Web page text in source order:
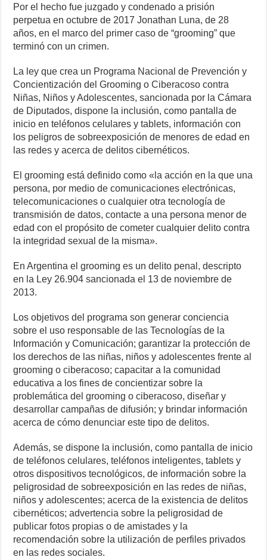
Por el hecho fue juzgado y condenado a prisión
perpetua en octubre de 2017 Jonathan Luna, de 28
años, en el marco del primer caso de “grooming” que
terminó con un crimen.
La ley que crea un Programa Nacional de Prevención y
Concientización del Grooming o Ciberacoso contra
Niñas, Niños y Adolescentes, sancionada por la Cámara
de Diputados, dispone la inclusión, como pantalla de
inicio en teléfonos celulares y tablets, información con
los peligros de sobreexposición de menores de edad en
las redes y acerca de delitos cibernéticos.
El grooming está definido como «la acción en la que una
persona, por medio de comunicaciones electrónicas,
telecomunicaciones o cualquier otra tecnología de
transmisión de datos, contacte a una persona menor de
edad con el propósito de cometer cualquier delito contra
la integridad sexual de la misma».
En Argentina el grooming es un delito penal, descripto
en la Ley 26.904 sancionada el 13 de noviembre de
2013.
Los objetivos del programa son generar conciencia
sobre el uso responsable de las Tecnologías de la
Información y Comunicación; garantizar la protección de
los derechos de las niñas, niños y adolescentes frente al
grooming o ciberacoso; capacitar a la comunidad
educativa a los fines de concientizar sobre la
problemática del grooming o ciberacoso, diseñar y
desarrollar campañas de difusión; y brindar información
acerca de cómo denunciar este tipo de delitos.
Además, se dispone la inclusión, como pantalla de inicio
de teléfonos celulares, teléfonos inteligentes, tablets y
otros dispositivos tecnológicos, de información sobre la
peligrosidad de sobreexposición en las redes de niñas,
niños y adolescentes; acerca de la existencia de delitos
cibernéticos; advertencia sobre la peligrosidad de
publicar fotos propias o de amistades y la
recomendación sobre la utilización de perfiles privados
en las redes sociales.